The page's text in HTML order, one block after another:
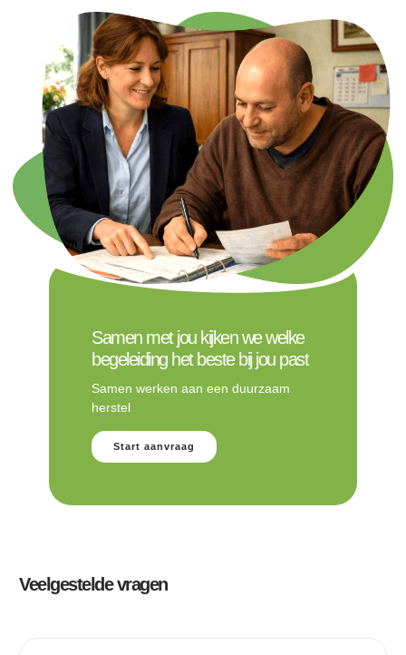
Samen met jou kijken we welke
begeleiding het beste bij jou past
Samen werken aan een duurzaam
herstel
Start aanvraag
Veelgestelde vragen